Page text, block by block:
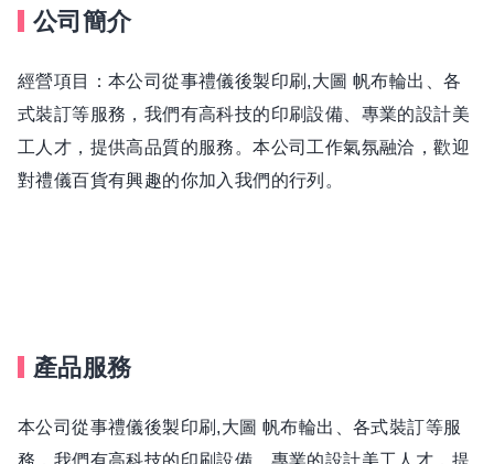
公司簡介
經營項目：本公司從事禮儀後製印刷,大圖 帆布輪出、各
式裝訂等服務，我們有高科技的印刷設備、專業的設計美
工人才，提供高品質的服務。本公司工作氣氛融洽，歡迎
對禮儀百貨有興趣的你加入我們的行列。
產品服務
本公司從事禮儀後製印刷,大圖 帆布輪出、各式裝訂等服
務，我們有高科技的印刷設備、專業的設計美工人才，提